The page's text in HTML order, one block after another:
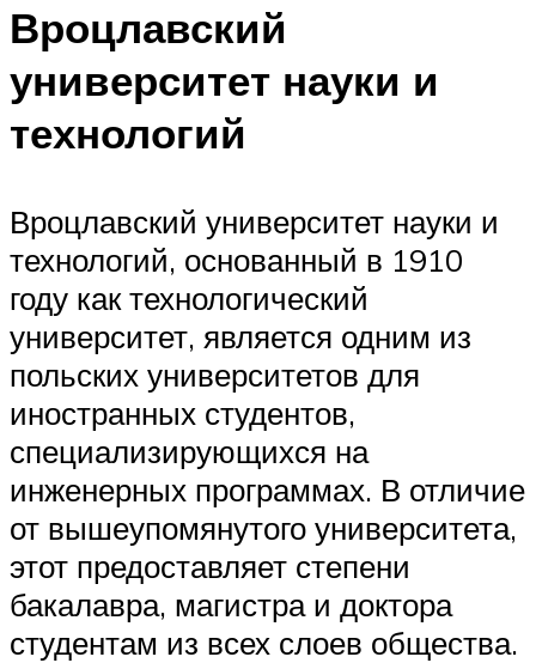
Вроцлавский
университет науки и
технологий
Вроцлавский университет науки и
технологий, основанный в 1910
году как технологический
университет, является одним из
польских университетов для
иностранных студентов,
специализирующихся на
инженерных программах. В отличие
от вышеупомянутого университета,
этот предоставляет степени
бакалавра, магистра и доктора
студентам из всех слоев общества.